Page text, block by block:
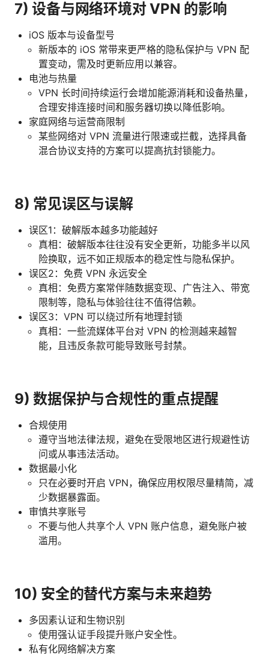
7) 设备与网络环境对 VPN 的影响
iOS 版本与设备型号
新版本的 iOS 常带来更严格的隐私保护与 VPN 配
置变动，需及时更新应用以兼容。
电池与热量
VPN 长时间持续运行会增加能源消耗和设备热量，
合理安排连接时间和服务器切换以降低影响。
家庭网络与运营商限制
某些网络对 VPN 流量进行限速或拦截，选择具备
混合协议支持的方案可以提高抗封锁能力。
8) 常见误区与误解
误区1：破解版本越多功能越好
真相：破解版本往往没有安全更新，功能多半以风
险换取，远不如正规版本的稳定性与隐私保护。
误区2：免费 VPN 永远安全
真相：免费方案常伴随数据变现、广告注入、带宽
限制等，隐私与体验往往不值得信赖。
误区3：VPN 可以绕过所有地理封锁
真相：一些流媒体平台对 VPN 的检测越来越智
能，且违反条款可能导致账号封禁。
9) 数据保护与合规性的重点提醒
合规使用
遵守当地法律法规，避免在受限地区进行规避性访
问或从事违法活动。
数据最小化
只在必要时开启 VPN，确保应用权限尽量精简，减
少数据暴露面。
审慎共享账号
不要与他人共享个人 VPN 账户信息，避免账户被
滥用。
10) 安全的替代方案与未来趋势
多因素认证和生物识别
使用强认证手段提升账户安全性。
私有化网络解决方案